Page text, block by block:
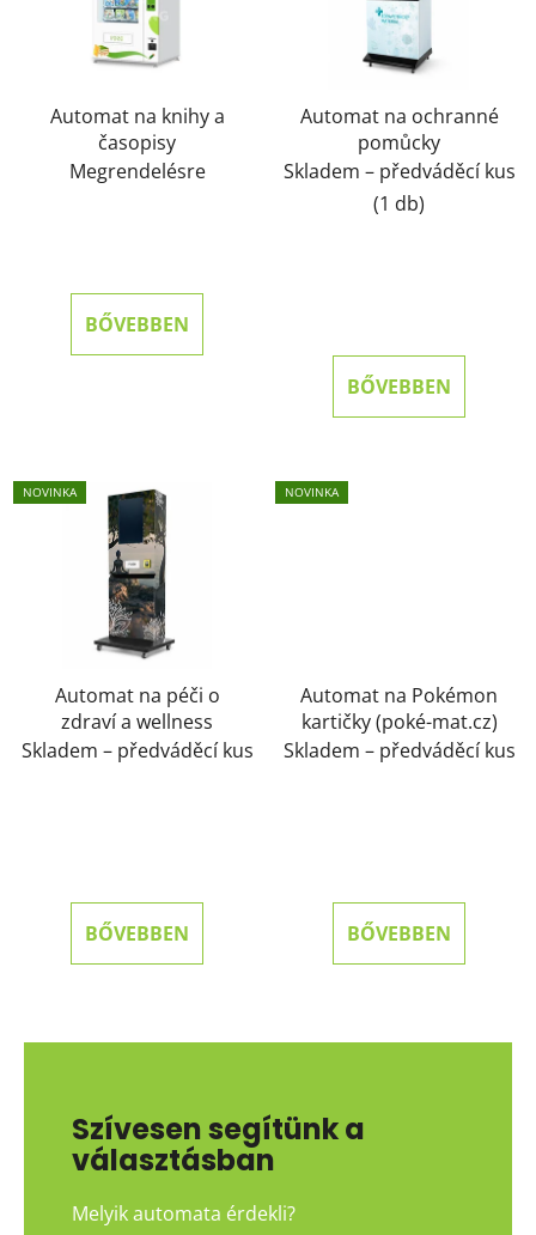
Automat na knihy a
časopisy
Megrendelésre
BŐVEBBEN
Automat na ochranné
pomůcky
Skladem – předváděcí kus
(1 db)
BŐVEBBEN
NOVINKA
Automat na péči o
zdraví a wellness
Skladem – předváděcí kus
BŐVEBBEN
NOVINKA
Automat na Pokémon
kartičky (poké-mat.cz)
Skladem – předváděcí kus
BŐVEBBEN
Szívesen segítünk a
választásban
Melyik automata érdekli?